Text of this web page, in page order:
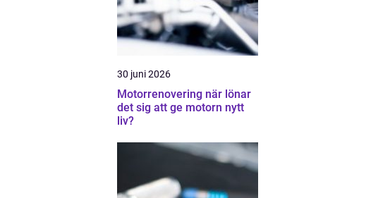
30 juni 2026
Motorrenovering när lönar
det sig att ge motorn nytt
liv?